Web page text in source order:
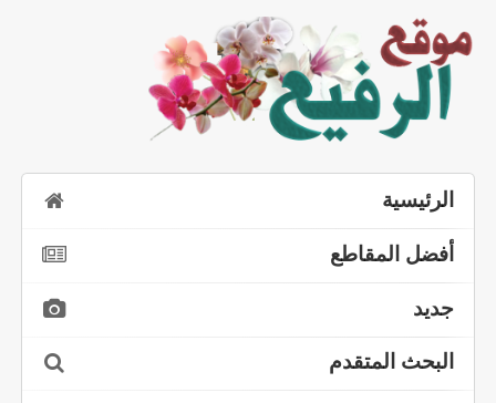
الرئيسية
أفضل المقاطع
جديد
البحث المتقدم